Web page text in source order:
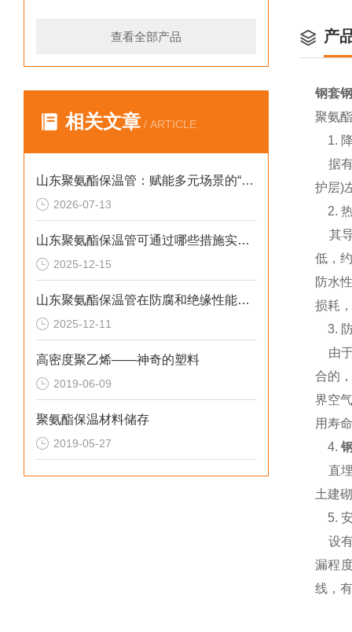
查看全部产品
相关文章 / ARTICLE
山东聚氨酯保温管：赋能多元场景的“隐形守护者”
2026-07-13
山东聚氨酯保温管可通过哪些措施实现快速施工
2025-12-15
山东聚氨酯保温管在防腐和绝缘性能方面表现优异
2025-12-11
高密度聚乙烯——神奇的塑料
2019-06-09
聚氨酯保温材料储存
2019-05-27
产
钢套
聚氨
1.
据有
护层)
2. 热
其导
低，
防水
损耗
3. 防
由于
合的
界空
用寿
4.
直埋
土建
5.
设有
漏程
线，